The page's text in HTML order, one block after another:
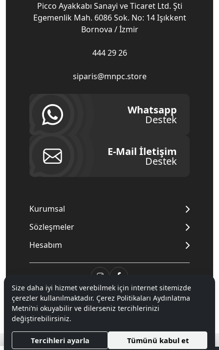
Picco Ayakkabı Sanayi ve Ticaret Ltd. Şti
Egemenlik Mah. 6086 Sok. No: 14 Işıkkent
Bornova / İzmir
444 29 26
siparis@mnpc.store
Whatsapp
Destek
E-Mail İletişim
Destek
Kurumsal
Sözleşmeler
Hesabım
© 2020Mnpc. Tüm hakları saklıdır.
Hipotenüs Yeni Nesil E-Ticaret Sistemleri ile Hazırlanmıştır.
Size daha iyi hizmet verebilmek için internet sitemizde
çerezler kullanılmaktadır. Çerez Politikaları Aydınlatma
Metni’ni okuyabilir ve dilerseniz tercihlerinizi
değiştirebilirsiniz.
Tercihleri ayarla Tümünü kabul et